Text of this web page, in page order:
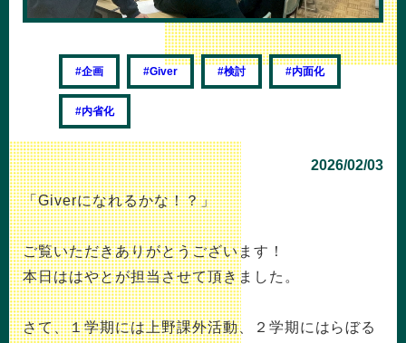
#企画 #Giver #検討 #内面化
#内省化
2026/02/03
「Giverになれるかな！？」
ご覧いただきありがとうございます！
本日ははやとが担当させて頂きました。
さて、１学期には上野課外活動、２学期にはらぼる